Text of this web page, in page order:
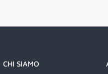
CHI SIAMO